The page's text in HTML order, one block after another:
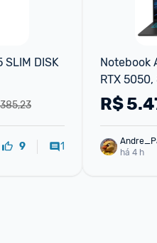
SLIM DISK
9 1
Notebook
RTX 5050,
16"FHD
R$
há 4 h